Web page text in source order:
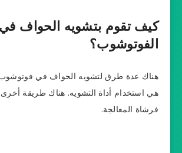
كيف تقوم بتشويه الحواف في
الفوتوشوب؟
هناك عدة طرق لتشويه الحواف في
هي استخدام أداة التشويه. هناك طريقة
فرشاة المعالجة.